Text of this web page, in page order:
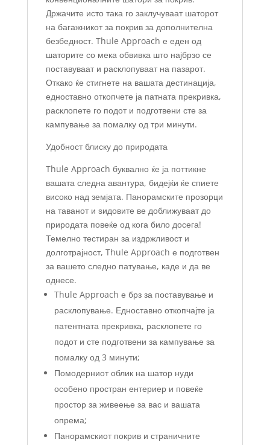
Држачите исто така го заклучуваат шаторот
на багажникот за покрив за дополнителна
безбедност. Thule Approach е еден од
шаторите со мека обвивка што најбрзо се
поставуваат и расклопуваат на пазарот.
Откако ќе стигнете на вашата дестинација,
едноставно откопчете ја патната прекривка,
расклопете го подот и подготвени сте за
кампување за помалку од три минути.
Удобност блиску до природата
Thule Approach буквално ќе ја поттикне
вашата следна авантура, бидејќи ќе спиете
високо над земјата. Панорамските прозорци
на таванот и ѕидовите ве доближуваат до
природата повеќе од кога било досега!
Темелно тестиран за издржливост и
долготрајност, Thule Approach е подготвен
за вашето следно патување, каде и да ве
однесе.
Thule Approach е брз за поставување и
расклопување. Едноставно откопчајте ја
патентната прекривка, расклопете го
подот и сте подготвени за кампување за
помалку од 3 минути;
Помодерниот облик на шатор нуди
особено простран ентериер и повеќе
простор за живеење за вас и вашата
опрема;
Панорамскиот покрив и страничните